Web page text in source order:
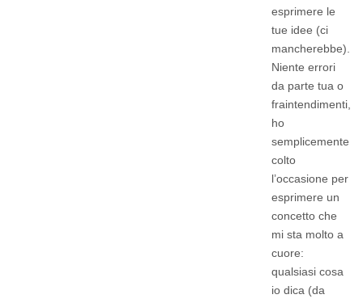
esprimere le
tue idee (ci
mancherebbe).
Niente errori
da parte tua o
fraintendimenti,
ho
semplicemente
colto
l’occasione per
esprimere un
concetto che
mi sta molto a
cuore:
qualsiasi cosa
io dica (da